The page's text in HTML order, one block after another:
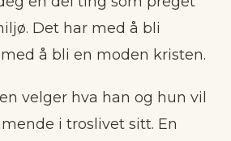
Det har med å bli
å bli en moden kristen.
velger hva han og hun vil
i troslivet sitt. En